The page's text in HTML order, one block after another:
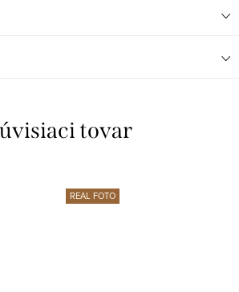
tovar
REAL FOTO